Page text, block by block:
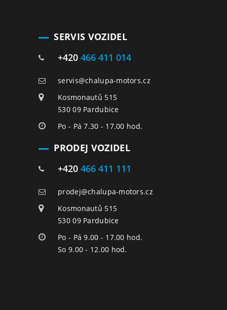
SERVIS VOZIDEL
+420 466 411 014
servis@chalupa-motors.cz
Kosmonautů 515
530 09 Pardubice
Po - Pá 7.30 - 17.00 hod.
PRODEJ VOZIDEL
+420 466 411 111
prodej@chalupa-motors.cz
Kosmonautů 515
530 09 Pardubice
Po - Pá 9.00 - 17.00 hod.
So 9.00 - 12.00 hod.